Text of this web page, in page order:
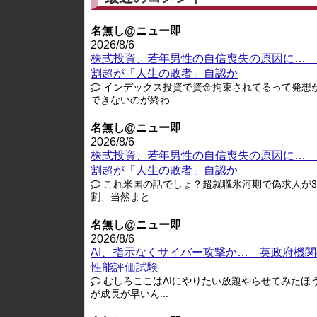
名無し@ニュー即
2026/8/6
株式投資、若年男性の自信喪失の原因に…
割超が「人生の敗者」自認か
インデックス投資で資金拘束されてるって発想
できないのが終わ...
名無し@ニュー即
2026/8/6
株式投資、若年男性の自信喪失の原因に…
割超が「人生の敗者」自認か
これ米国の話でしょ？超就職氷河期で偽求人が
割、当然まと...
名無し@ニュー即
2026/8/6
AI、指示なくサイバー攻撃か… 英政府機
性能評価試験
むしろここはAIにやりたい放題やらせてみたほ
が成長が早いん...